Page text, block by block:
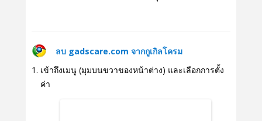
ลบ gadscare.com จากกูเกิลโครม
เข้าถึงเมนู (มุมบนขวาของหน้าต่าง) และเลือกการตั้ง
ค่า